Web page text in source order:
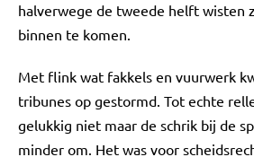
halverwege de tweede helft wisten
binnen te komen.
Met flink wat fakkels en vuurwerk
tribunes op gestormd. Tot echte
gelukkig niet maar de schrik bij de
minder om. Het was voor